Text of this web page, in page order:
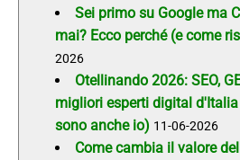
Sei primo su Google ma
mai? Ecco perché (e come
2026
Otellinando 2026: SEO,
migliori esperti digital
sono anche io) 11-06-2026
Come cambia il valore